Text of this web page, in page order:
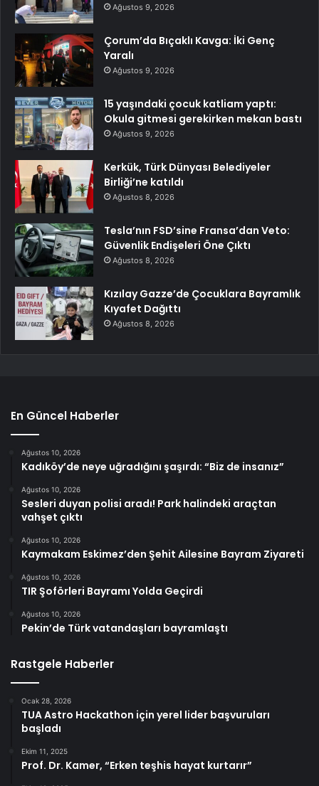
Ağustos 9, 2026
Çorum’da Bıçaklı Kavga: İki Genç
Yaralı
Ağustos 9, 2026
15 yaşındaki çocuk katliam yaptı:
Okula gitmesi gerekirken mekan bastı
Ağustos 9, 2026
Kerkük, Türk Dünyası Belediyeler
Birliği’ne katıldı
Ağustos 8, 2026
Tesla’nın FSD’sine Fransa’dan Veto:
Güvenlik Endişeleri Öne Çıktı
Ağustos 8, 2026
Kızılay Gazze’de Çocuklara Bayramlık
Kıyafet Dağıttı
Ağustos 8, 2026
En Güncel Haberler
Ağustos 10, 2026
Kadıköy’de neye uğradığını şaşırdı: “Biz de insanız”
Ağustos 10, 2026
Sesleri duyan polisi aradı! Park halindeki araçtan
vahşet çıktı
Ağustos 10, 2026
Kaymakam Eskimez’den Şehit Ailesine Bayram Ziyareti
Ağustos 10, 2026
TIR Şoförleri Bayramı Yolda Geçirdi
Ağustos 10, 2026
Pekin’de Türk vatandaşları bayramlaştı
Rastgele Haberler
Ocak 28, 2026
TUA Astro Hackathon için yerel lider başvuruları
başladı
Ekim 11, 2025
Prof. Dr. Kamer, “Erken teşhis hayat kurtarır”